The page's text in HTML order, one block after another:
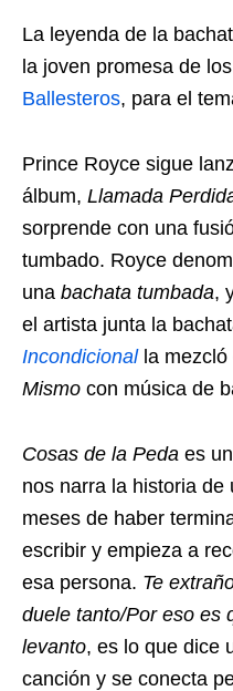
La leyenda de la
la joven promesa de
Ballesteros, para el
Prince Royce sigue
álbum, Llamada
sorprende con una
tumbado. Royce
una bachata tumbada,
el artista junta la
Incondicionalla mezcló
Mismo con música de
Cosas de la Peda es
nos narra la historia de
meses de haber
escribir y empieza a
esa persona. Te
duele tanto/Por eso es
levanto, es lo que dice
canción y se conecta